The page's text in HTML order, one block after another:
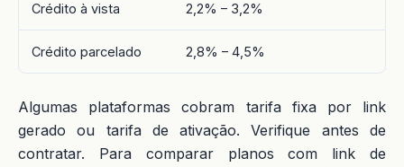
Crédito à vista 2,2% – 3,2%
Crédito parcelado 2,8% – 4,5%
Algumas plataformas cobram tarifa fixa por link
gerado ou tarifa de ativação. Verifique antes de
contratar. Para comparar planos com link de